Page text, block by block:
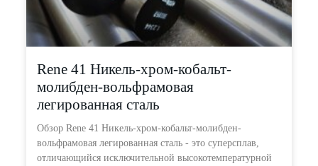
Rene 41 Никель-хром-кобальт-
молибден-вольфрамовая
легированная сталь
Обзор Rene 41 Никель-хром-кобальт-молибден-
вольфрамовая легированная сталь - это суперсплав,
отличающийся исключительной высокотемпературной